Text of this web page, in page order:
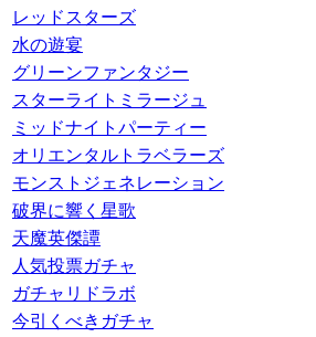
レッドスターズ
水の遊宴
グリーンファンタジー
スターライトミラージュ
ミッドナイトパーティー
オリエンタルトラベラーズ
モンストジェネレーション
破界に響く星歌
天魔英傑譚
人気投票ガチャ
ガチャリドラボ
今引くべきガチャ